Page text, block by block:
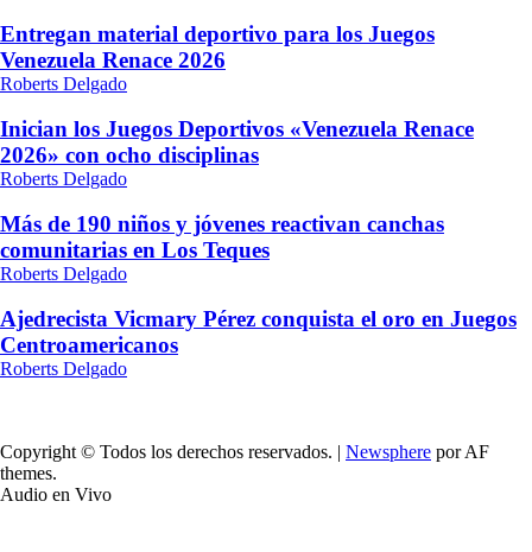
Entregan material deportivo para los Juegos
Venezuela Renace 2026
Roberts Delgado
Inician los Juegos Deportivos «Venezuela Renace
2026» con ocho disciplinas
Roberts Delgado
Más de 190 niños y jóvenes reactivan canchas
comunitarias en Los Teques
Roberts Delgado
Ajedrecista Vicmary Pérez conquista el oro en Juegos
Centroamericanos
Roberts Delgado
Copyright © Todos los derechos reservados. | Newsphere por AF
themes.
Audio en Vivo